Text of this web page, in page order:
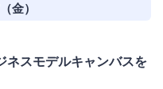
金）
ネスモデルキャンバスを